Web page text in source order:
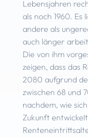
Lebensjahren
als noch 1960. Es
andere als
auch länger
Die von ihm
zeigen, dass das
2080 aufgrund
zwischen 68 und
nachdem, wie
Zukunft